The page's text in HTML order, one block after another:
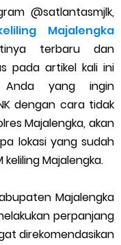
Mudah
Perlu Kamu Ketahui
dan Mobil 2023
dan Upgrade
Shopeepay
Tanpa Potongan
2022
@satlantasmjlk,
Majalengka
terbaru dan
pada artikel kali ini
yang ingin
dengan cara tidak
Majalengka, akan
lokasi yang sudah
Majalengka.
Majalengka
perpanjang
direkomendasikan